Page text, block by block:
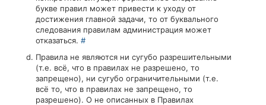
букве правил может привести к уходу от
достижения главной задачи, то от буквального
следования правилам администрация может
отказаться. #
Правила не являются ни сугубо разрешительными
(т.е. всё, что в правилах не разрешено, то
запрещено), ни сугубо ограничительными (т.е.
всё то, что в правилах не запрещено, то
разрешено). О не описанных в Правилах